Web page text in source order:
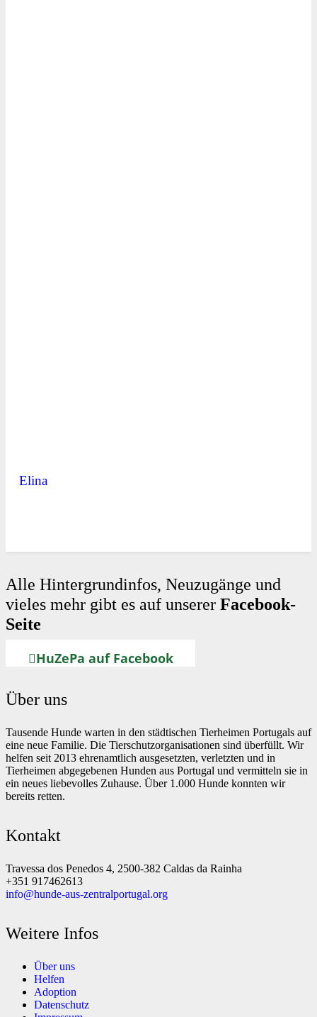
Elina
Alle Hintergrundinfos, Neuzugänge und
vieles mehr gibt es auf unserer Facebook-
Seite
HuZePa auf Facebook
Über uns
Tausende Hunde warten in den städtischen Tierheimen Portugals auf
eine neue Familie. Die Tierschutzorganisationen sind überfüllt. Wir
helfen seit 2013 ehrenamtlich ausgesetzten, verletzten und in
Tierheimen abgegebenen Hunden aus Portugal und vermitteln sie in
ein neues liebevolles Zuhause. Über 1.000 Hunde konnten wir
bereits retten.
Kontakt
Travessa dos Penedos 4, 2500-382 Caldas da Rainha
+351 917462613
info@hunde-aus-zentralportugal.org
Weitere Infos
Über uns
Helfen
Adoption
Datenschutz